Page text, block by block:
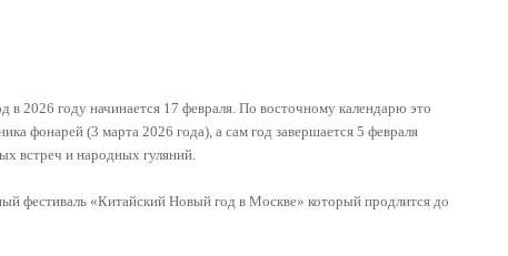
2026 году начинается 17 февраля. По восточному календарю это
фонарей (3 марта 2026 года), а сам год завершается 5 февраля
встреч и народных гуляний.
фестиваль «Китайский Новый год в Москве» который продлится до